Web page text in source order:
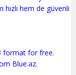
hem de güvenli
format for free.
Blue.az.